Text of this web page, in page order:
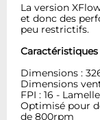
La version
et donc des
peu restrictifs.
Caractéristiques
Dimensions :
Dimensions
FPI : 16 -
Optimisé pour
de 800rpm